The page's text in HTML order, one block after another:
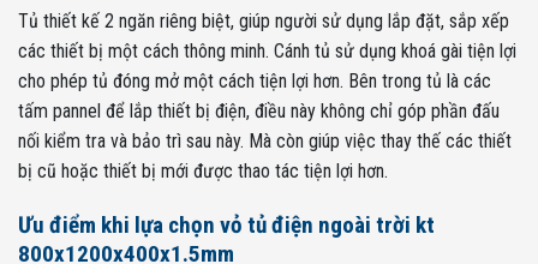
Tủ thiết kế 2 ngăn riêng biệt, giúp người sử dụng lắp đặt, sắp xếp
các thiết bị một cách thông minh. Cánh tủ sử dụng khoá gài tiện lợi
cho phép tủ đóng mở một cách tiện lợi hơn. Bên trong tủ là các
tấm pannel để lắp thiết bị điện, điều này không chỉ góp phần đấu
nối kiểm tra và bảo trì sau này. Mà còn giúp việc thay thế các thiết
bị cũ hoặc thiết bị mới được thao tác tiện lợi hơn.
Ưu điểm khi lựa chọn vỏ tủ điện ngoài trời kt
800x1200x400x1.5mm